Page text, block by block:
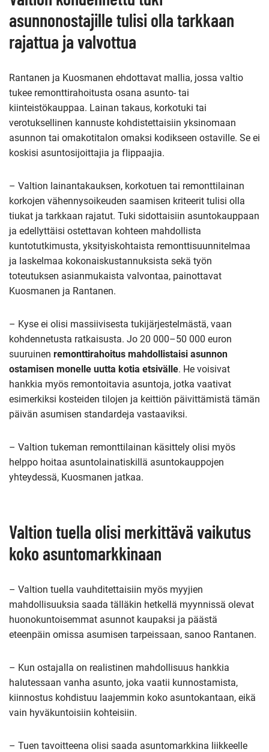
asunnonostajille tulisi olla tarkkaan
rajattua ja valvottua
Rantanen ja Kuosmanen ehdottavat mallia, jossa valtio
tukee remonttirahoitusta osana asunto- tai
kiinteistökauppaa. Lainan takaus, korkotuki tai
verotuksellinen kannuste kohdistettaisiin yksinomaan
asunnon tai omakotitalon omaksi kodikseen ostaville. Se ei
koskisi asuntosijoittajia ja flippaajia.
– Valtion lainantakauksen, korkotuen tai remonttilainan
korkojen vähennysoikeuden saamisen kriteerit tulisi olla
tiukat ja tarkkaan rajatut. Tuki sidottaisiin asuntokauppaan
ja edellyttäisi ostettavan kohteen mahdollista
kuntotutkimusta, yksityiskohtaista remonttisuunnitelmaa
ja laskelmaa kokonaiskustannuksista sekä työn
toteutuksen asianmukaista valvontaa, painottavat
Kuosmanen ja Rantanen.
– Kyse ei olisi massiivisesta tukijärjestelmästä, vaan
kohdennetusta ratkaisusta. Jo 20 000–50 000 euron
suuruinen remonttirahoitus mahdollistaisi asunnon
ostamisen monelle uutta kotia etsivälle. He voisivat
hankkia myös remontoitavia asuntoja, jotka vaativat
esimerkiksi kosteiden tilojen ja keittiön päivittämistä tämän
päivän asumisen standardeja vastaaviksi.
– Valtion tukeman remonttilainan käsittely olisi myös
helppo hoitaa asuntolainatiskillä asuntokauppojen
yhteydessä, Kuosmanen jatkaa.
Valtion tuella olisi merkittävä vaikutus
koko asuntomarkkinaan
– Valtion tuella vauhditettaisiin myös myyjien
mahdollisuuksia saada tälläkin hetkellä myynnissä olevat
huonokuntoisemmat asunnot kaupaksi ja päästä
eteenpäin omissa asumisen tarpeissaan, sanoo Rantanen.
– Kun ostajalla on realistinen mahdollisuus hankkia
halutessaan vanha asunto, joka vaatii kunnostamista,
kiinnostus kohdistuu laajemmin koko asuntokantaan, eikä
vain hyväkuntoisiin kohteisiin.
– Tuen tavoitteena olisi saada asuntomarkkina liikkeelle